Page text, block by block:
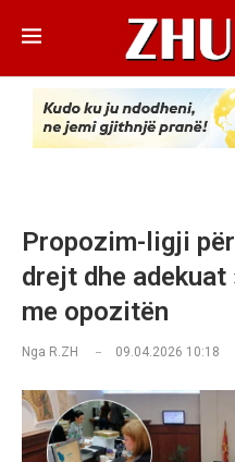
Propozim-ligji
drejt dhe
me opozitën
Nga R.ZH 09.04.2026 10:18